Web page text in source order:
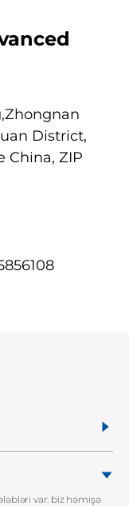
District,
China, ZIP
var. biz həmişə